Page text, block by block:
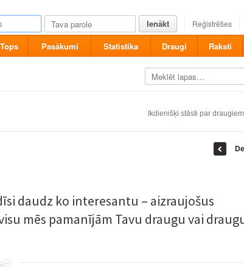
Ienākt Reģistrēties
Tops Pasākumi Statistika Draugi Raksti
Ikdienišķi stāsti par
daudz ko interesantu – aizraujošus
mēs pamanījām Tavu draugu vai